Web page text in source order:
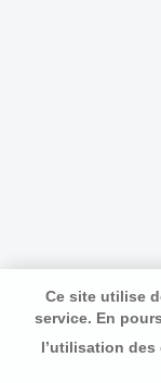
Ce site utilise
service. En
l’utilisation des